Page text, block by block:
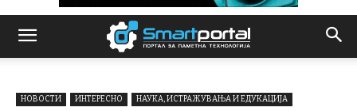
НОВОСТИ ИНТЕРЕСНО НАУКА, ИСТРАЖУВАЊА И ЕДУКАЦИЈА